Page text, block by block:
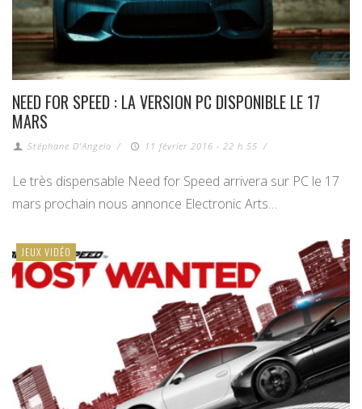
NEED FOR SPEED : LA VERSION PC DISPONIBLE LE 17
MARS
Stéphane D'Angelo / 11 février 2016 - 22 h 55 /
Le très dispensable Need for Speed arrivera sur PC le 17
mars prochain nous annonce Electronic Arts…
JEUX VIDÉO